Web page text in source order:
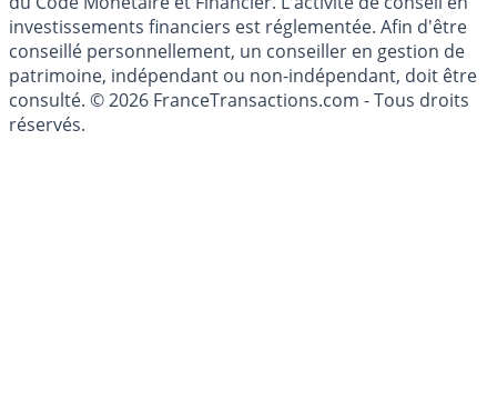
investissement au sens des articles L. 321-1 et D. 321-1
du Code Monétaire et Financier. L'activité de conseil en
investissements financiers est réglementée. Afin d'être
conseillé personnellement, un conseiller en gestion de
patrimoine, indépendant ou non-indépendant, doit être